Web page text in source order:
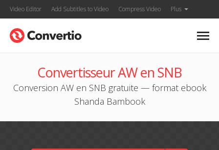
Video Editor Add Subtitles to Video Compress Video Plus
Convertisseur AW en SNB
Conversion AW en SNB gratuite — format ebook
Shanda Bambook